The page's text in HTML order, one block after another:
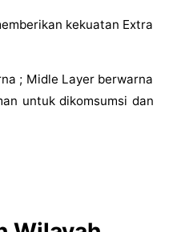
kekuatan Extra
; Midle Layer berwarna
untuk dikomsumsi dan